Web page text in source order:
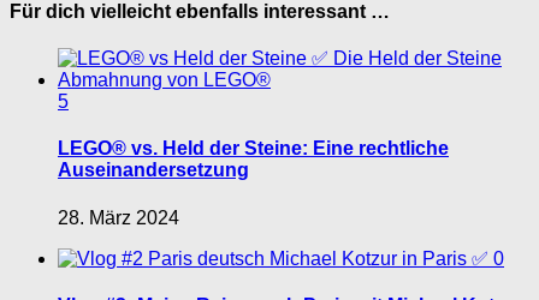
Für dich vielleicht ebenfalls interessant …
5
LEGO® vs. Held der Steine: Eine rechtliche
Auseinandersetzung
28. März 2024
0